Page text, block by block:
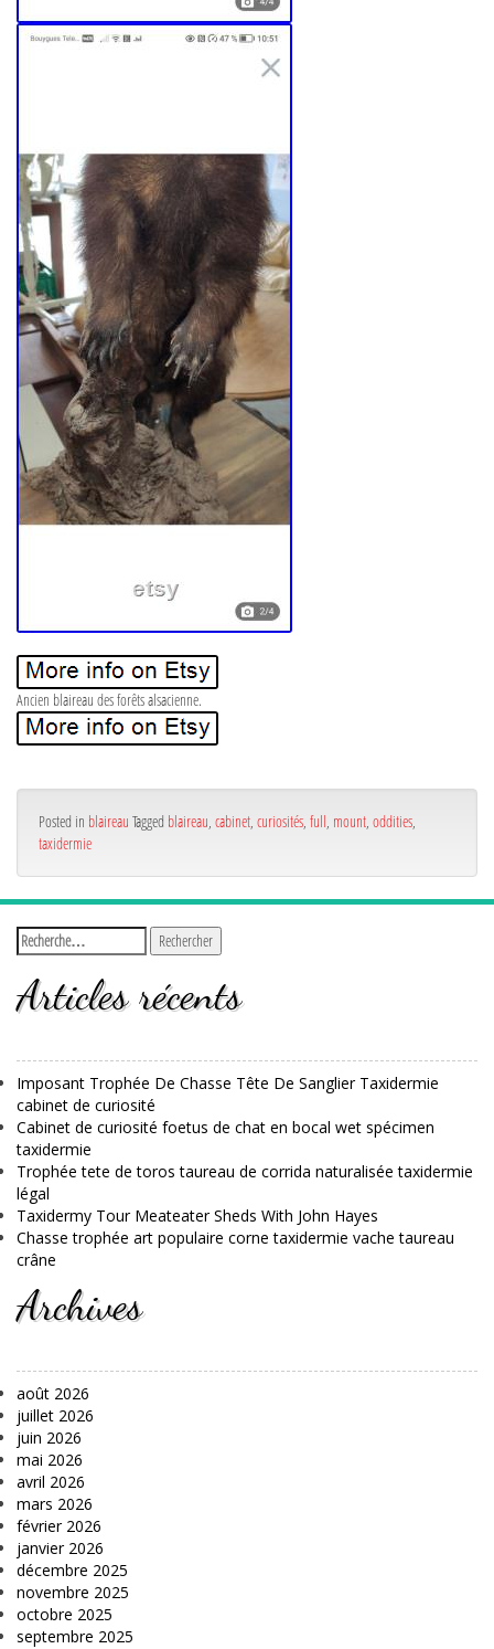
Ancien blaireau des forêts alsacienne.
Posted in blaireau Tagged blaireau, cabinet, curiosités, full, mount, oddities,
taxidermie
Articles récents
Imposant Trophée De Chasse Tête De Sanglier Taxidermie
cabinet de curiosité
Cabinet de curiosité foetus de chat en bocal wet spécimen
taxidermie
Trophée tete de toros taureau de corrida naturalisée taxidermie
légal
Taxidermy Tour Meateater Sheds With John Hayes
Chasse trophée art populaire corne taxidermie vache taureau
crâne
Archives
août 2026
juillet 2026
juin 2026
mai 2026
avril 2026
mars 2026
février 2026
janvier 2026
décembre 2025
novembre 2025
octobre 2025
septembre 2025